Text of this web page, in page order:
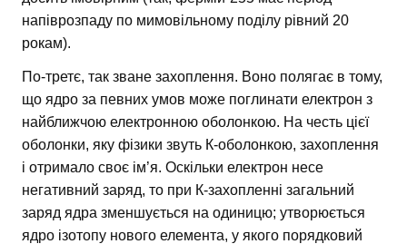
напіврозпаду по мимовільному поділу рівний 20
рокам).
По-третє, так зване захоплення. Воно полягає в тому,
що ядро за певних умов може поглинати електрон з
найближчою електронною оболонкою. На честь цієї
оболонки, яку фізики звуть К-оболонкою, захоплення
і отримало своє ім’я. Оскільки електрон несе
негативний заряд, то при К-захопленні загальний
заряд ядра зменшується на одиницю; утворюється
ядро ізотопу нового елемента, у якого порядковий